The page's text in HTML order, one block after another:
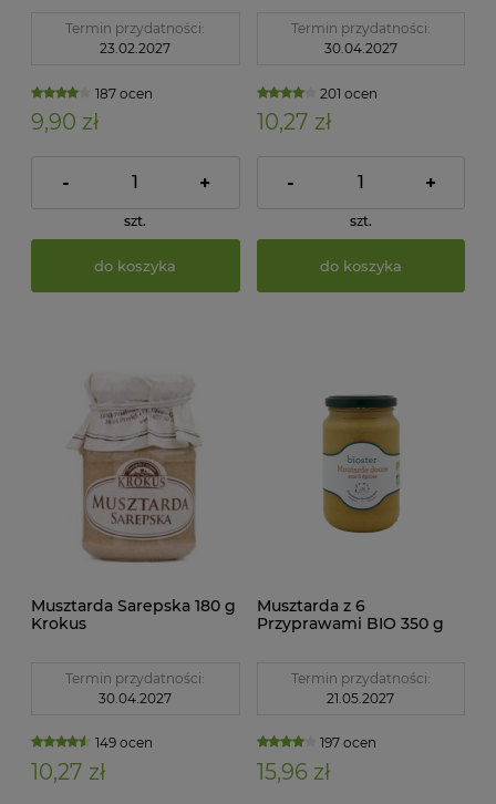
Termin przydatności:
23.02.2027
187 ocen
9,90 zł
- +
szt.
do koszyka
Termin przydatności:
30.04.2027
201 ocen
10,27 zł
- +
szt.
do koszyka
Musztarda Sarepska 180 g
Krokus
Termin przydatności:
30.04.2027
149 ocen
10,27 zł
Musztarda z 6
Przyprawami BIO 350 g
Termin przydatności:
21.05.2027
197 ocen
15,96 zł